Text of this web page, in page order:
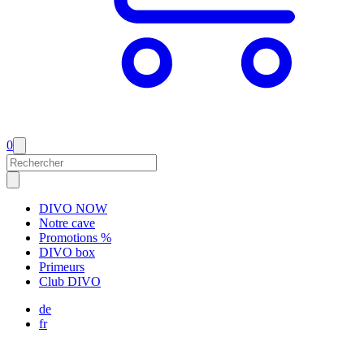
0
DIVO NOW
Notre cave
Promotions %
DIVO box
Primeurs
Club DIVO
de
fr